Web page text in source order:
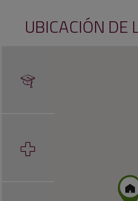
UBICACIÓN DE